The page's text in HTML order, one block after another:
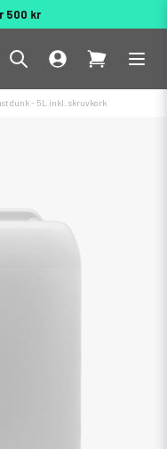
500 kr
- 5L inkl. skruvkork